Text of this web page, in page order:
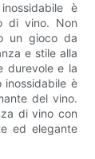
è
di vino. Non
un gioco da
e stile alla
durevole e la
inossidabile è
del vino.
di vino con
ed elegante